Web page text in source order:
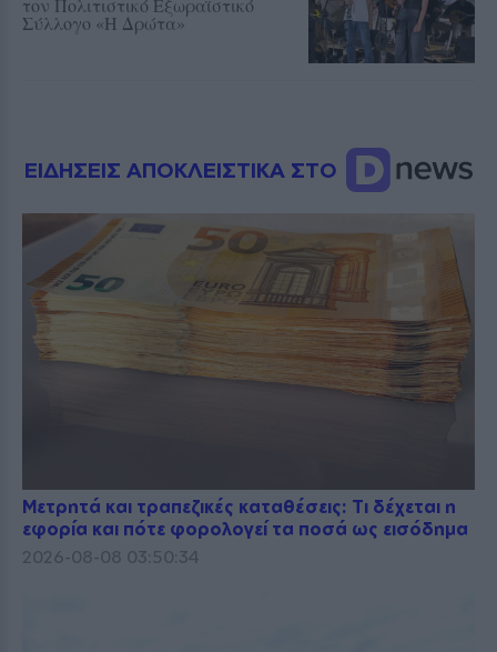
Σύλλογο «Η Δρώτα»
ΕΙΔΗΣΕΙΣ ΑΠΟΚΛΕΙΣΤΙΚΑ ΣΤΟ
Μετρητά και τραπεζικές καταθέσεις: Τι δέχεται η
εφορία και πότε φορολογεί τα ποσά ως εισόδημα
2026-08-08 03:50:34